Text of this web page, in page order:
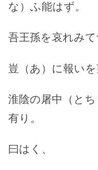
な）ふ能はず。
吾王孫を哀れみて
豈（あ）に報いを
淮陰の屠中（と
有り。
曰はく、